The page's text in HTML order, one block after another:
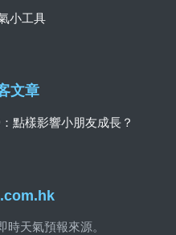
天氣預報來源。
小工具
文章
點樣影響小朋友成長？